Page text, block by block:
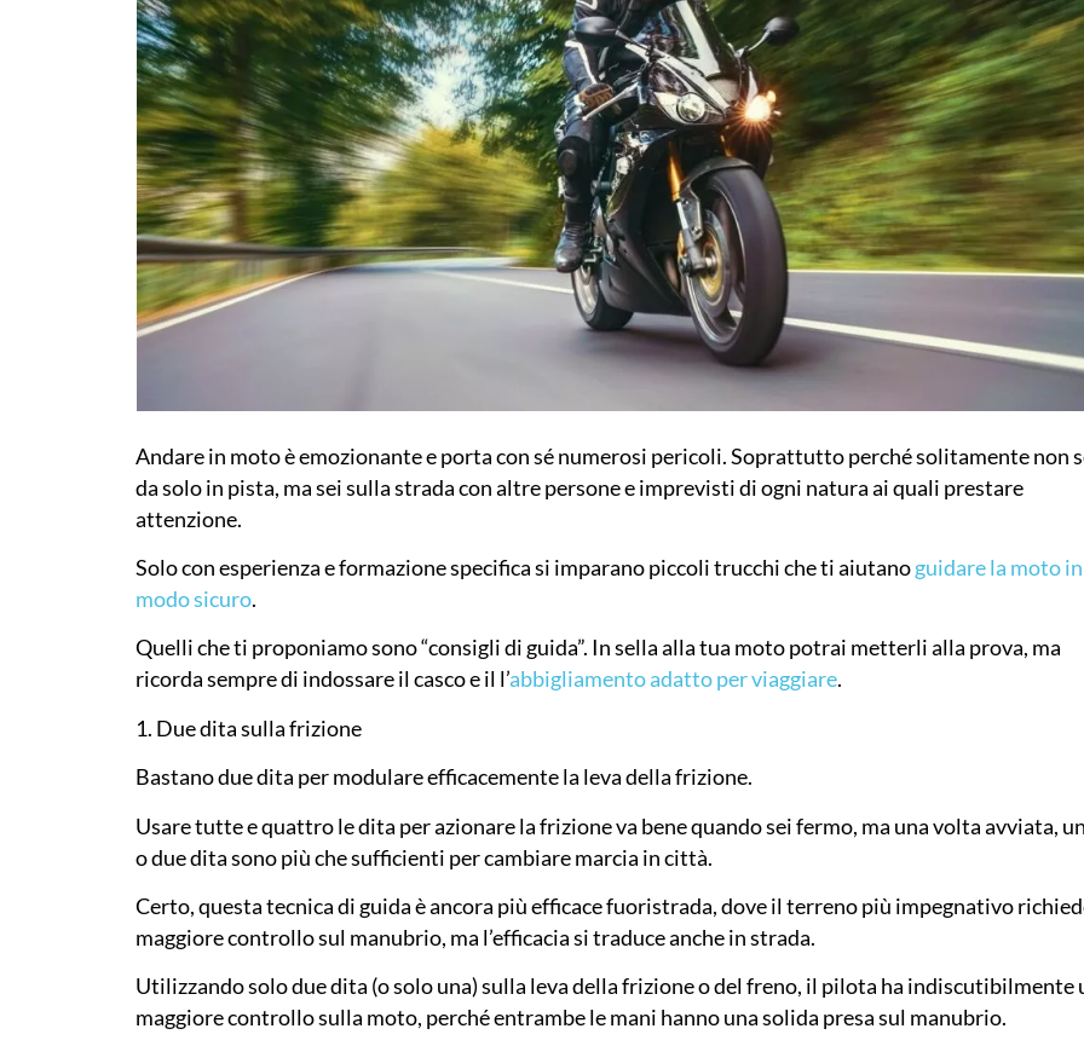
Andare in moto è emozionante e porta con sé numerosi pericoli. Soprattutto perché solitamente non
da solo in pista, ma sei sulla strada con altre persone e imprevisti di ogni natura ai quali prestare
attenzione.
Solo con esperienza e formazione specifica si imparano piccoli trucchi che ti aiutanoguidare la moto in
modo sicuro.
Quelli che ti proponiamo sono “consigli di guida”. In sella alla tua moto potrai metterli alla prova, ma
ricorda sempre di indossare il casco e il l’abbigliamento adatto per viaggiare.
1. Due dita sulla frizione
Bastano due dita per modulare efficacemente la leva della frizione.
Usare tutte e quattro le dita per azionare la frizione va bene quando sei fermo, ma una volta avviata,
o due dita sono più che sufficienti per cambiare marcia in città.
Certo, questa tecnica di guida è ancora più efficace fuoristrada, dove il terreno più impegnativo
maggiore controllo sul manubrio, ma l’efficacia si traduce anche in strada.
Utilizzando solo due dita (o solo una) sulla leva della frizione o del freno, il pilota ha indiscutibilmente
maggiore controllo sulla moto, perché entrambe le mani hanno una solida presa sul manubrio.